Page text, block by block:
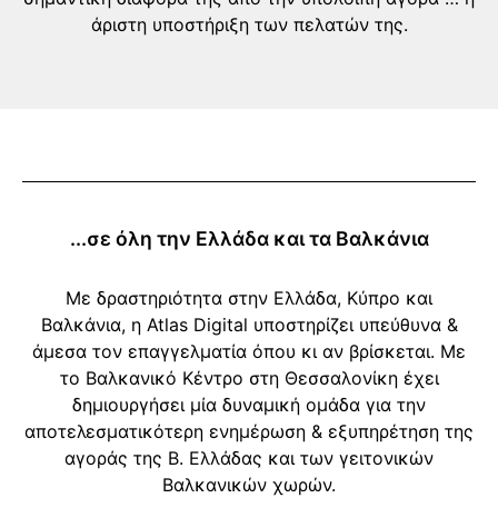
άριστη υποστήριξη των πελατών της.
...σε όλη την Ελλάδα και τα Βαλκάνια
Με δραστηριότητα στην Ελλάδα, Κύπρο και
Βαλκάνια, η Atlas Digital υποστηρίζει υπεύθυνα &
άμεσα τον επαγγελματία όπου κι αν βρίσκεται. Με
το Βαλκανικό Κέντρο στη Θεσσαλονίκη έχει
δημιουργήσει μία δυναμική ομάδα για την
αποτελεσματικότερη ενημέρωση & εξυπηρέτηση της
αγοράς της Β. Ελλάδας και των γειτονικών
Βαλκανικών χωρών.